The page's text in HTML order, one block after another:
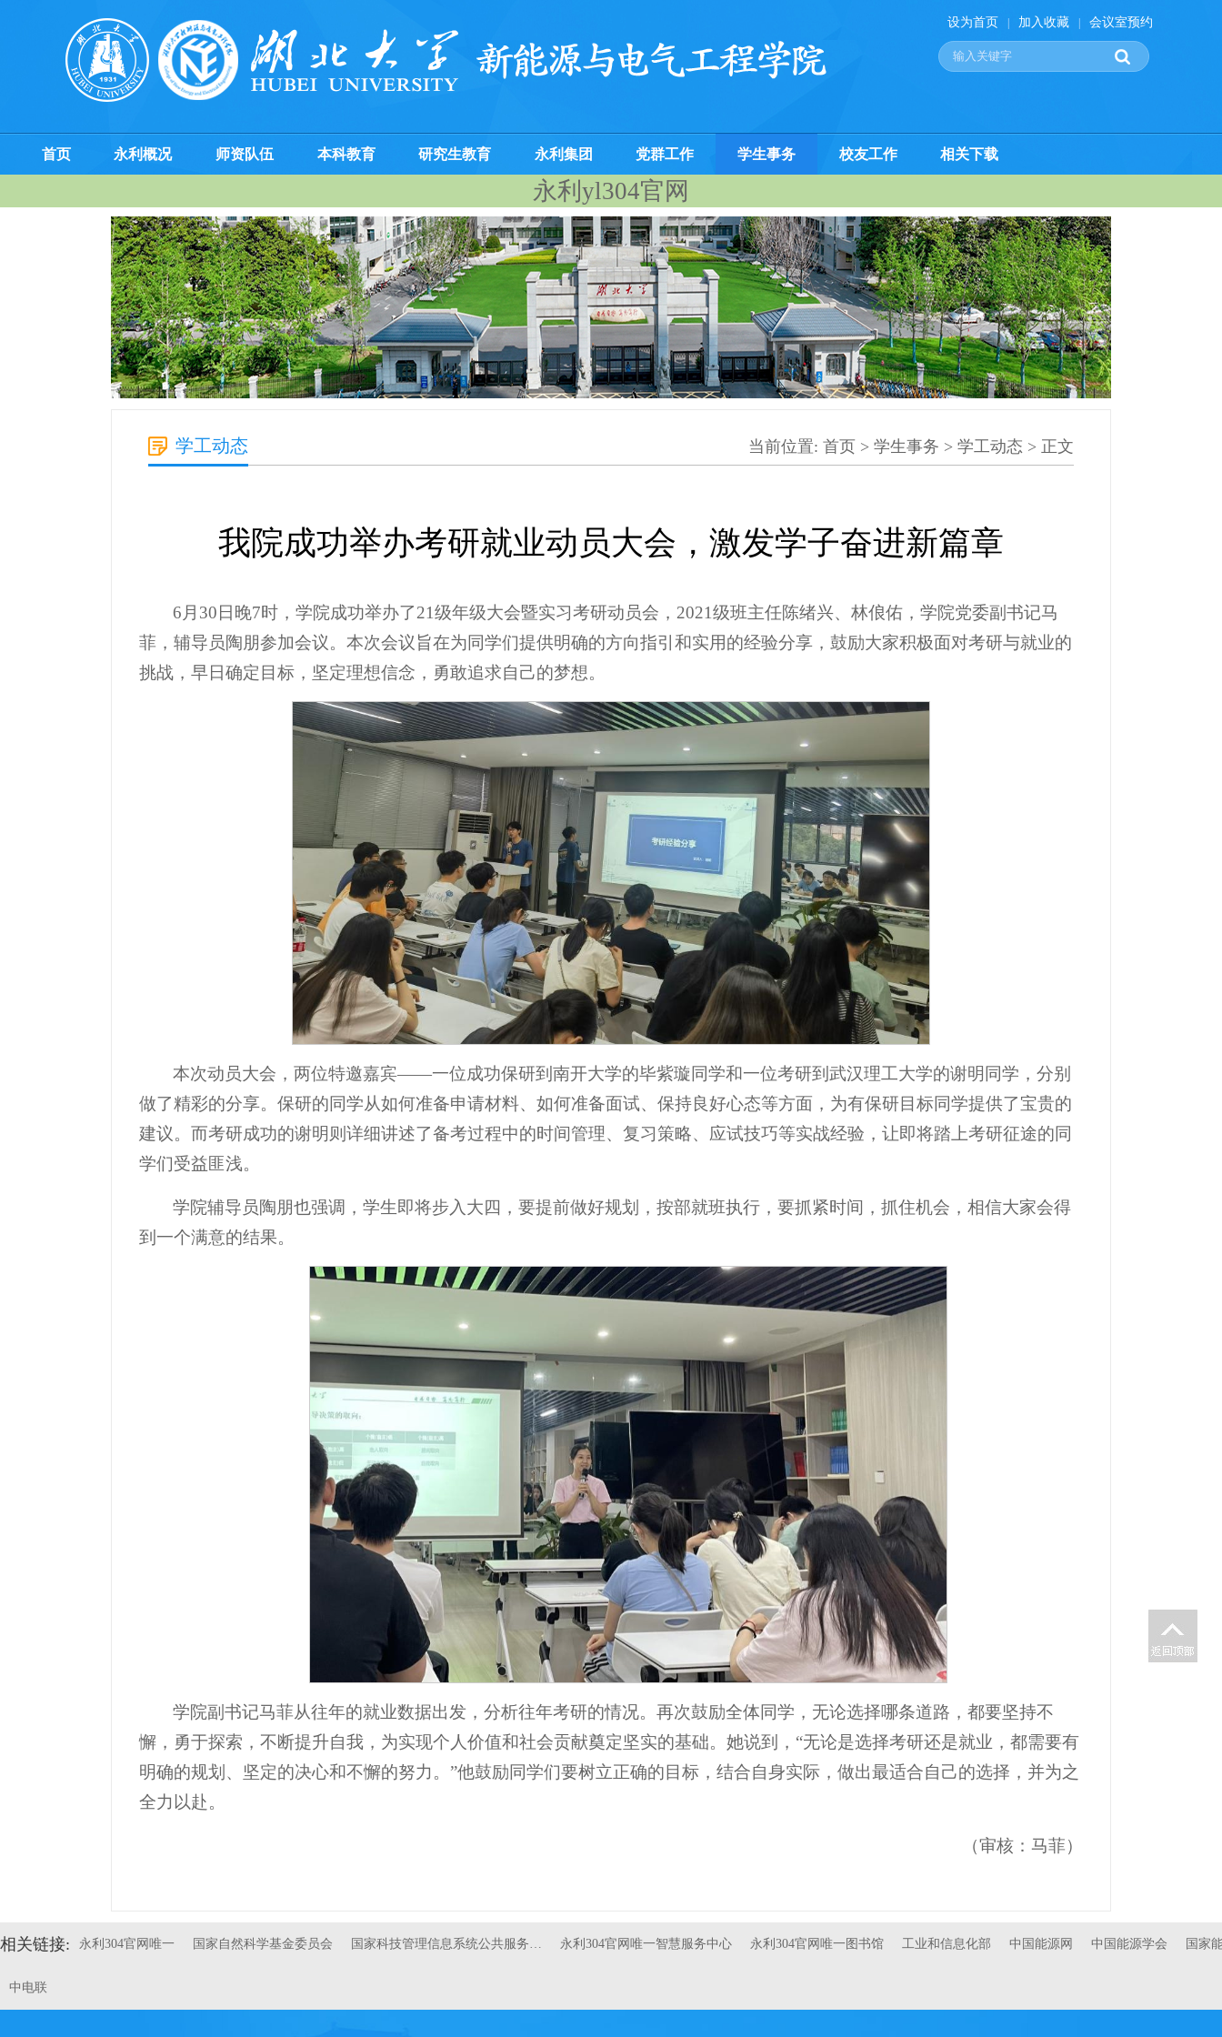
永利yl304官网
设为首页 加入收藏 会议室预约
首页 永利概况 师资队伍 本科教育 研究生教育 永利集团 党群工作 学生事务 校友工作 相关下载
学工动态 当前位置: 首页 > 学生事务 > 学工动态 > 正文
我院成功举办考研就业动员大会，激发学子奋进新篇章
6月30日晚7时，学院成功举办了21级年级大会暨实习考研动员会，2021级班主任陈绪兴、林俍佑，学院党委副书记马
菲，辅导员陶朋参加会议。本次会议旨在为同学们提供明确的方向指引和实用的经验分享，鼓励大家积极面对考研与就业的
挑战，早日确定目标，坚定理想信念，勇敢追求自己的梦想。
本次动员大会，两位特邀嘉宾——一位成功保研到南开大学的毕紫璇同学和一位考研到武汉理工大学的谢明同学，分别
做了精彩的分享。保研的同学从如何准备申请材料、如何准备面试、保持良好心态等方面，为有保研目标同学提供了宝贵的
建议。而考研成功的谢明则详细讲述了备考过程中的时间管理、复习策略、应试技巧等实战经验，让即将踏上考研征途的同
学们受益匪浅。
学院辅导员陶朋也强调，学生即将步入大四，要提前做好规划，按部就班执行，要抓紧时间，抓住机会，相信大家会得
到一个满意的结果。
学院副书记马菲从往年的就业数据出发，分析往年考研的情况。再次鼓励全体同学，无论选择哪条道路，都要坚持不
懈，勇于探索，不断提升自我，为实现个人价值和社会贡献奠定坚实的基础。她说到，“无论是选择考研还是就业，都需要有
明确的规划、坚定的决心和不懈的努力。”他鼓励同学们要树立正确的目标，结合自身实际，做出最适合自己的选择，并为之
全力以赴。
（审核：马菲）
相关链接: 永利304官网唯一 国家自然科学基金委员会 国家科技管理信息系统公共服务… 永利304官网唯一智慧服务中心 永利304官网唯一图书馆 工业和信息化部 中国能源网 中国能源学会 国家
中电联